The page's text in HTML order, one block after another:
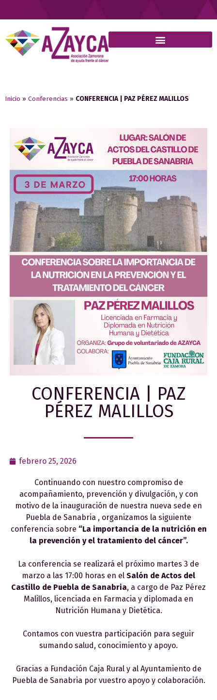
Inicio » Conferencias » CONFERENCIA | PAZ PÉREZ MALILLOS
CONFERENCIA | PAZ
PÉREZ MALILLOS
febrero 25, 2026
Continuando con nuestro compromiso de
acompañamiento, prevención y divulgación, y con
motivo de la inauguración de nuestra nueva sede en
Puebla de Sanabria , organizamos la siguiente
conferencia sobre “La importancia de la nutrición en
la prevención y el tratamiento del cáncer”.
La conferencia se realizará el próximo martes 3 de
marzo a las 17:00 horas en el Salón de Actos del
Castillo de Puebla de Sanabria, a cargo de Paz Pérez
Malillos, licenciada en Farmacia y diplomada en
Nutrición Humana y Dietética.
Contamos con vuestra participación para seguir
sumando salud, conocimiento y apoyo.
Gracias a Fundación Caja Rural y al Ayuntamiento de
Puebla de Sanabria por vuestro apoyo y colaboración.